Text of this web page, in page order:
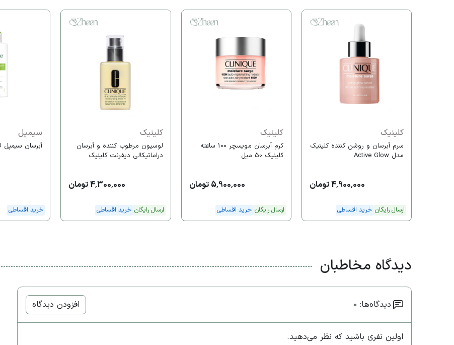
کلینیک
سرم آبرسان و روشن کننده کلینیک
مدل Active Glow
4,900,000 تومان
ارسال رایگان خرید اقساطی
کلینیک
کرم آبرسان مویسچر 100 ساعته
کلینیک 50 میل
5,900,000 تومان
ارسال رایگان خرید اقساطی
کلینیک
لوسیون مرطوب کننده و آبرسان
دراماتیکالی دیفرنت کلینیک
4,300,000 تومان
ارسال رایگان خرید اقساطی
سیمپل
آبرسان سیمپل
خرید اقساطی
دیدگاه مخاطبان
دیدگاه‌ها: 0 افزودن دیدگاه
اولین نفری باشید که نظر می‌دهید.